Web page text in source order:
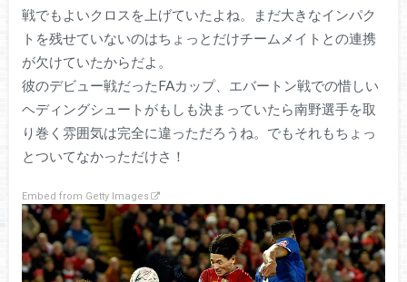
戦でもよいクロスを上げていたよね。まだ大きなインパク
トを残せていないのはちょっとだけチームメイトとの連携
が欠けていたからだよ。
彼のデビュー戦だったFAカップ、エバートン戦での惜しい
ヘディングシュートがもしも決まっていたら南野選手を取
り巻く雰囲気は完全に違っただろうね。でもそれもちょっ
とついてなかっただけさ！
Embed from Getty Images